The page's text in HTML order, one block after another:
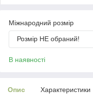
Міжнародний розмір
Розмір НЕ обраний!
В наявності
Опис Характеристики